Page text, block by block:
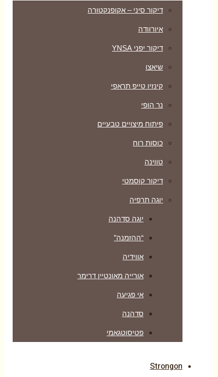
דיקור סיני – אקופנקטורה
איורוודה
דיקור יפני YNSA
שיאצו
קינזיו טייפ תראפי
נר הופי
פיתוח מיצויים טבעיים
כוסות רוח
טווינה
דיקור קוסמטי
יוגה תרפיה
יוגה סדהנה
“ההזמנה”
אווידיה
אורייה מאונטיין דרימר
אי פגיעה
סדהנה
פטיסוטגאמי
Strongon